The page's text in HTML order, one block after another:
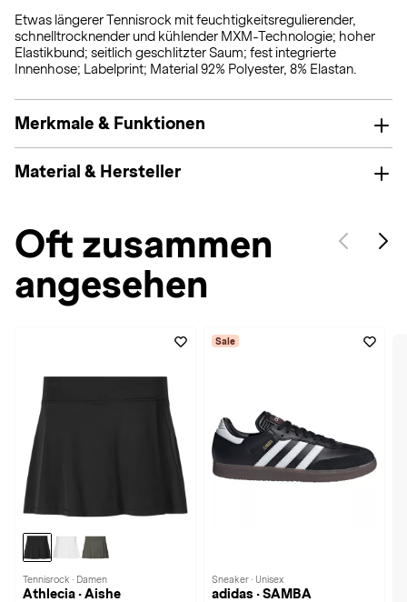
Etwas längerer Tennisrock mit feuchtigkeitsregulierender,
schnelltrocknender und kühlender MXM-Technologie; hoher
Elastikbund; seitlich geschlitzter Saum; fest integrierte
Innenhose; Labelprint; Material 92% Polyester, 8% Elastan.
Merkmale & Funktionen
Material & Hersteller
Oft zusammen
angesehen
Tennisrock · Damen
Athlecia · Aishe
Sale
Sneaker · Unisex
adidas · SAMBA